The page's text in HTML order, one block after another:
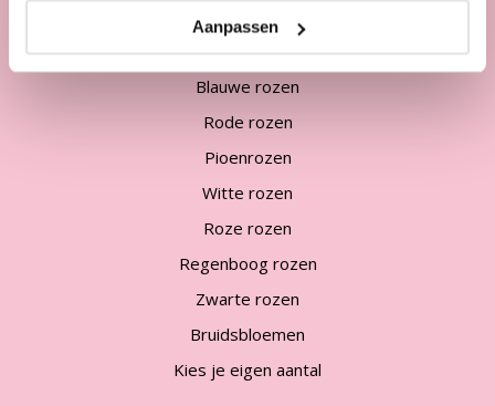
Aanpassen
Rozen bestellen
Bos rozen
Blauwe rozen
Rode rozen
Pioenrozen
Witte rozen
Roze rozen
Regenboog rozen
Zwarte rozen
Bruidsbloemen
Kies je eigen aantal